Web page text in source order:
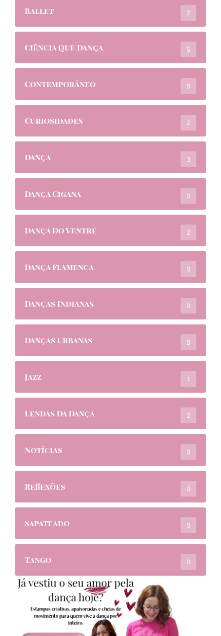
Ballet 2
Ciência Que Dança 5
Contemporâneo 0
Curiosidades 2
Dança 3
Dança Cigana 0
Dança Do Ventre 2
Dança Flamenca 0
Danças Indianas 0
Danças Urbanas 0
Jazz 1
Lendas Da Dança 2
Notícias 0
Reflexões 0
Sapateado 0
Tango 0